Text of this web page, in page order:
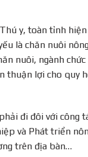
y, toàn tỉnh
là chăn nuôi
nuôi, ngành
lợi cho quy
đi đôi với công
và Phát triển
trên địa bàn…